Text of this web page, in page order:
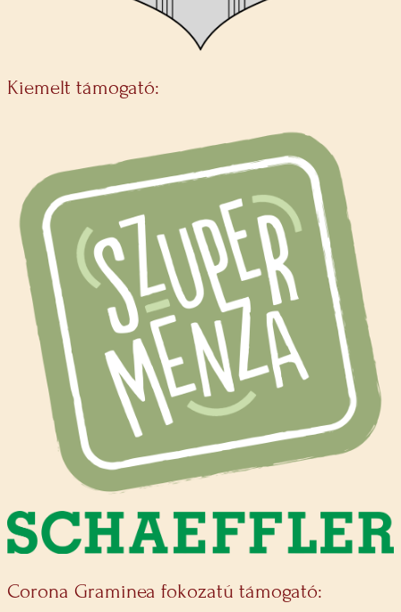
Kiemelt támogató:
Corona Graminea fokozatú támogató: